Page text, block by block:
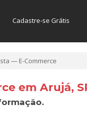
Cadastre-se Grátis
— E-Commerce
em Arujá,